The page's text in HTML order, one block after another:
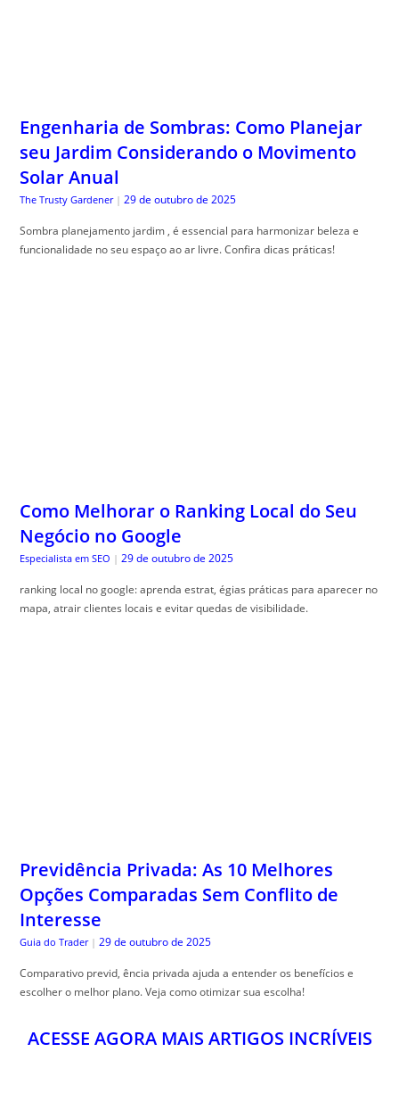
Engenharia de Sombras: Como Planejar
seu Jardim Considerando o Movimento
Solar Anual
The Trusty Gardener | 29 de outubro de 2025
Sombra planejamento jardim , é essencial para harmonizar beleza e
funcionalidade no seu espaço ao ar livre. Confira dicas práticas!
Como Melhorar o Ranking Local do Seu
Negócio no Google
Especialista em SEO | 29 de outubro de 2025
ranking local no google: aprenda estrat, égias práticas para aparecer no
mapa, atrair clientes locais e evitar quedas de visibilidade.
Previdência Privada: As 10 Melhores
Opções Comparadas Sem Conflito de
Interesse
Guia do Trader | 29 de outubro de 2025
Comparativo previd, ência privada ajuda a entender os benefícios e
escolher o melhor plano. Veja como otimizar sua escolha!
ACESSE AGORA MAIS ARTIGOS INCRÍVEIS